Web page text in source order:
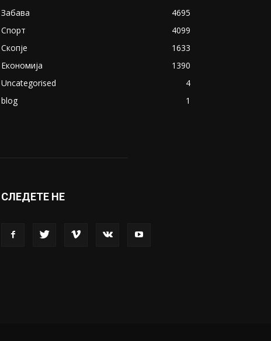
Забава
4695
Спорт
4099
Скопје
1633
Економија
1390
Uncategorised
4
blog
1
СЛЕДЕТЕ НЕ